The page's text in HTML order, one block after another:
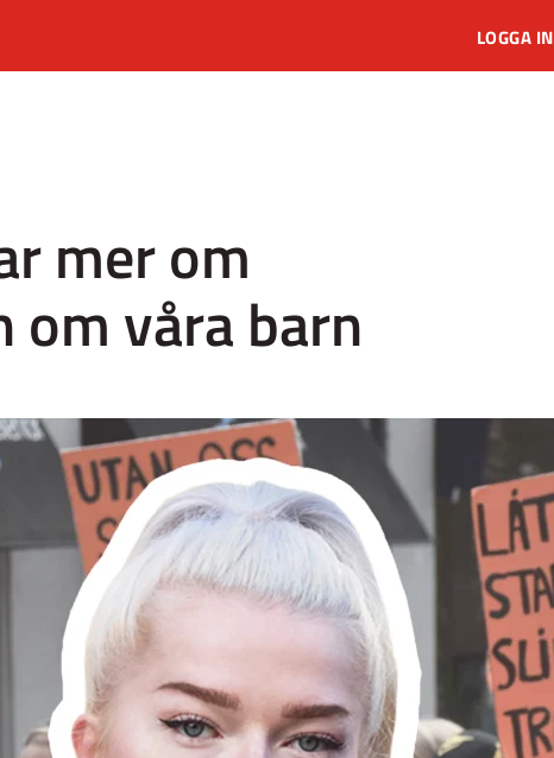
LOGGA IN
mer om
våra barn